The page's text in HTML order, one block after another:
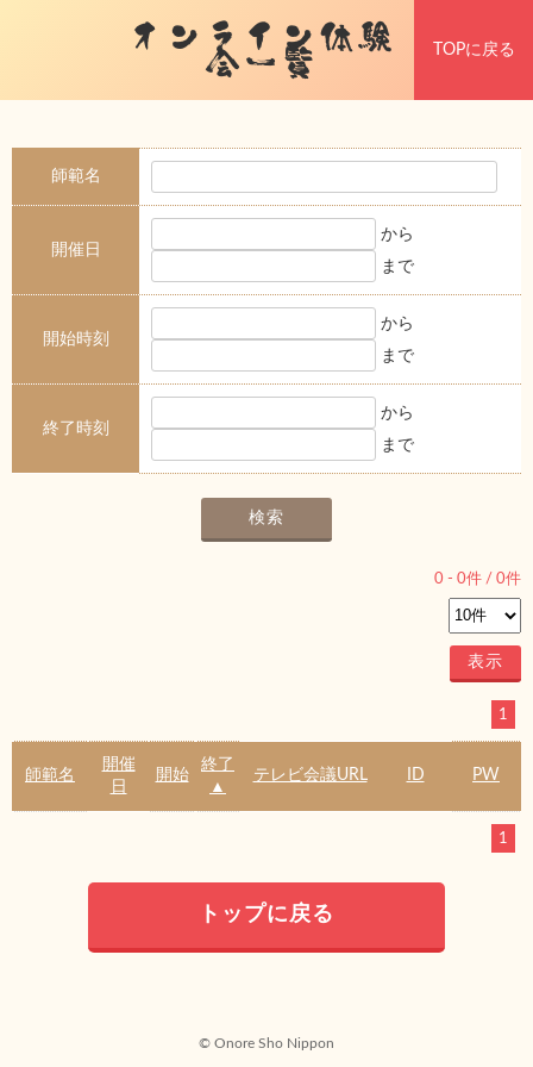
オンライン体験
会一覧 TOPに戻る
師範名
開催日
から
まで
開始時刻
から
まで
終了時刻
から
まで
0 - 0件 / 0件
1
師範名
開催
日
開始
終了
▲
テレビ会議URL ID PW
1
トップに戻る
© Onore Sho Nippon